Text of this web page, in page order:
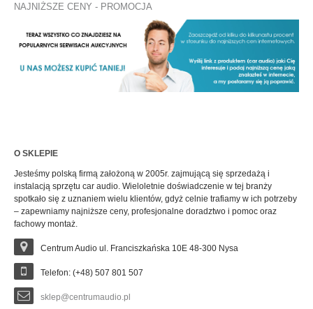
NAJNIŻSZE CENY - PROMOCJA
O SKLEPIE
Jesteśmy polską firmą założoną w 2005r. zajmującą się sprzedażą i
instalacją sprzętu car audio. Wieloletnie doświadczenie w tej branży
spotkało się z uznaniem wielu klientów, gdyż celnie trafiamy w ich potrzeby
– zapewniamy najniższe ceny, profesjonalne doradztwo i pomoc oraz
fachowy montaż.
Centrum Audio ul. Franciszkańska 10E 48-300 Nysa
Telefon: (+48) 507 801 507
sklep@centrumaudio.pl